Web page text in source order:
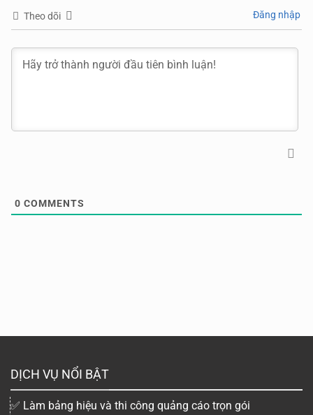
Theo dõi Đăng nhập
0 COMMENTS
DỊCH VỤ NỔI BẬT
✅ Làm bảng hiệu và thi công quảng cáo trọn gói